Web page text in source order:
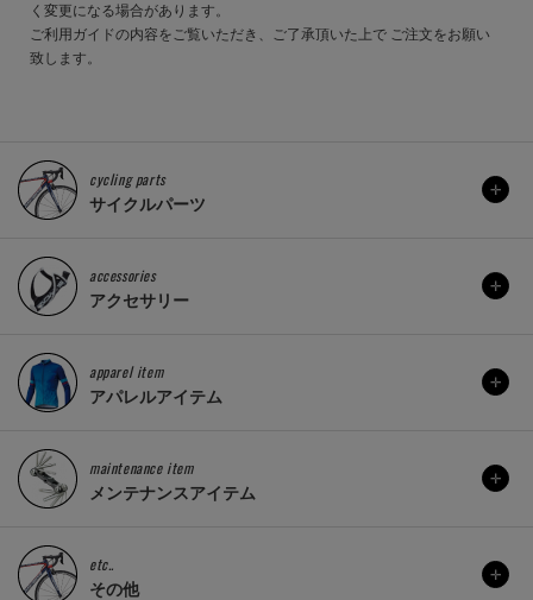
く変更になる場合があります。
ご利用ガイドの内容をご覧いただき、ご了承頂いた上で ご注文をお願い
致します。
cycling parts
サイクルパーツ
accessories
アクセサリー
apparel item
アパレルアイテム
maintenance item
メンテナンスアイテム
etc..
その他